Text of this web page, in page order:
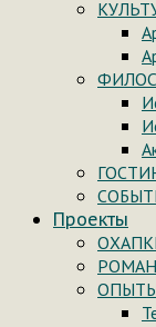
Проекты